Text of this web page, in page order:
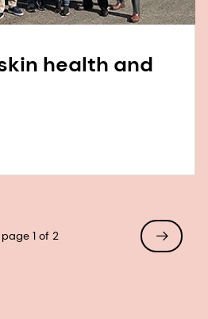
health and
page 1 of 2